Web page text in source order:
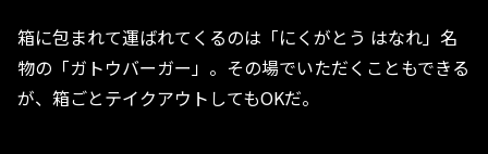
箱に包まれて運ばれてくるのは「にくがとう はなれ」名
物の「ガトウバーガー」。その場でいただくこともできる
が、箱ごとテイクアウトしてもOKだ。